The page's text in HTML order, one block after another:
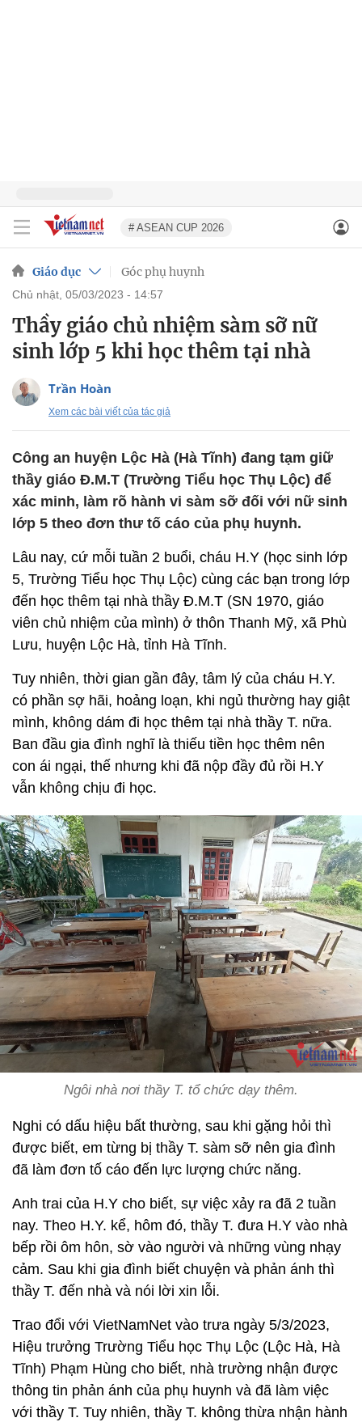
# ASEAN CUP 2026
Giáo dục Góc phụ huynh
chủ nhật, 05/03/2023 - 14:57
Thầy giáo chủ nhiệm sàm sỡ nữ
sinh lớp 5 khi học thêm tại nhà
Trần Hoàn
Xem các bài viết của tác giả
Công an huyện Lộc Hà (Hà Tĩnh) đang tạm giữ
thầy giáo Đ.M.T (Trường Tiểu học Thụ Lộc) để
xác minh, làm rõ hành vi sàm sỡ đối với nữ sinh
lớp 5 theo đơn thư tố cáo của phụ huynh.
Lâu nay, cứ mỗi tuần 2 buổi, cháu H.Y (học sinh lớp
5, Trường Tiểu học Thụ Lộc) cùng các bạn trong lớp
đến học thêm tại nhà thầy Đ.M.T (SN 1970, giáo
viên chủ nhiệm của mình) ở thôn Thanh Mỹ, xã Phù
Lưu, huyện Lộc Hà, tỉnh Hà Tĩnh.
Tuy nhiên, thời gian gần đây, tâm lý của cháu H.Y.
có phần sợ hãi, hoảng loạn, khi ngủ thường hay giật
mình, không dám đi học thêm tại nhà thầy T. nữa.
Ban đầu gia đình nghĩ là thiếu tiền học thêm nên
con ái ngại, thế nhưng khi đã nộp đầy đủ rồi H.Y
vẫn không chịu đi học.
Ngôi nhà nơi thầy T. tổ chức dạy thêm.
Nghi có dấu hiệu bất thường, sau khi gặng hỏi thì
được biết, em từng bị thầy T. sàm sỡ nên gia đình
đã làm đơn tố cáo đến lực lượng chức năng.
Anh trai của H.Y cho biết, sự việc xảy ra đã 2 tuần
nay. Theo H.Y. kể, hôm đó, thầy T. đưa H.Y vào nhà
bếp rồi ôm hôn, sờ vào người và những vùng nhạy
cảm. Sau khi gia đình biết chuyện và phản ánh thì
thầy T. đến nhà và nói lời xin lỗi.
Trao đổi với VietNamNet vào trưa ngày 5/3/2023,
Hiệu trưởng Trường Tiểu học Thụ Lộc (Lộc Hà, Hà
Tĩnh) Phạm Hùng cho biết, nhà trường nhận được
thông tin phản ánh của phụ huynh và đã làm việc
với thầy T. Tuy nhiên, thầy T. không thừa nhận hành